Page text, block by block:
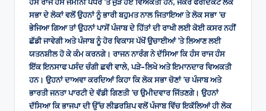
ਸਭਾ ਦੇ ਲੋਕਾਂ ਵਲੋਂ ਉਹਨਾਂ ਨੂੰ ਭਾਰੀ ਬਹੁਮਤ ਨਾਲ ਜਿਤਾਇਆ ਤੇ ਲੋਕ ਸਭਾ ’ਚ
ਭੇਜਿਆ ਗਿਆ ਤਾਂ ਉਹਨਾਂ ਪਾਸੋਂ ਪੰਜਾਬ ਦੇ ਹਿੱਤਾਂ ਦੀ ਰਾਖੀ ਲਈ ਕੋਈ ਕਸਰ ਨਹੀਂ
ਛੱਡੀ ਜਾਵੇਗੀ ਅਤੇ ਪੰਜਾਬ ਨੂੰ ਹੋਰ ਵਿਕਾਸ ਪੱਖੋਂ ਉਚਾਈਆਂ ’ਤੇ ਲਿਆਣ ਲਈ
ਯਤਨਸ਼ੀਲ ਹੋ ਕੇ ਕੰਮ ਕਰਨਗੇ। ਰਾਜਨ ਨਾਰੰਗ ਨੇ ਦੱਸਿਆ ਕਿ ਹੰਸ ਰਾਜ ਹੰਸ
ਇੱਕ ਇਨਸਾਫ ਪਸੰਦ ਚੰਗੀ ਛਵੀ ਵਾਲੇ, ਪੜੇ-ਲਿਖੇ ਅਤੇ ਇਮਾਨਦਾਰ ਵਿਅਕਤੀ
ਹਨ। ਉਹਨਾਂ ਦਾਅਵਾ ਕਰਦਿਆਂ ਕਿਹਾ ਕਿ ਲੋਕ ਸਭਾ ਚੋਣਾਂ ’ਚ ਪੰਜਾਬ ਅਤੇ
ਭਾਰਤੀ ਜਨਤਾ ਪਾਰਟੀ ਦੇ ਵੱਡੀ ਗਿਣਤੀ ’ਚ ਉਮੀਦਵਾਰ ਜਿੱਤਣਗੇ। ਉਹਨਾਂ
ਦੱਸਿਆ ਕਿ ਭਾਜਪਾ ਦੀ ਉੱਚ ਲੀਡਰਸ਼ਿਪ ਵਲੋਂ ਪੰਜਾਬ ਵਿੱਚ ਇਕੱਲਿਆਂ ਹੀ ਲੋਕ